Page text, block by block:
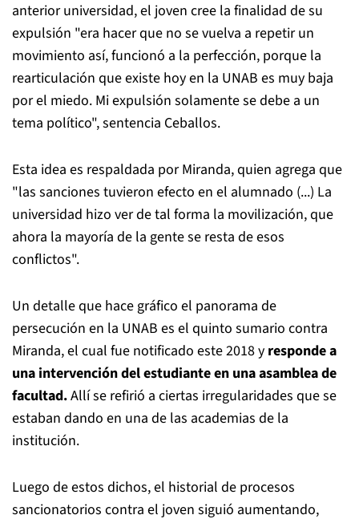
anterior universidad, el joven cree la finalidad de su
expulsión "era hacer que no se vuelva a repetir un
movimiento así, funcionó a la perfección, porque la
rearticulación que existe hoy en la UNAB es muy baja
por el miedo. Mi expulsión solamente se debe a un
tema político", sentencia Ceballos.
Esta idea es respaldada por Miranda, quien agrega que
"las sanciones tuvieron efecto en el alumnado (...) La
universidad hizo ver de tal forma la movilización, que
ahora la mayoría de la gente se resta de esos
conflictos".
Un detalle que hace gráfico el panorama de
persecución en la UNAB es el quinto sumario contra
Miranda, el cual fue notificado este 2018 y responde a
una intervención del estudiante en una asamblea de
facultad.Allí se refirió a ciertas irregularidades que se
estaban dando en una de las academias de la
institución.
Luego de estos dichos, el historial de procesos
sancionatorios contra el joven siguió aumentando,